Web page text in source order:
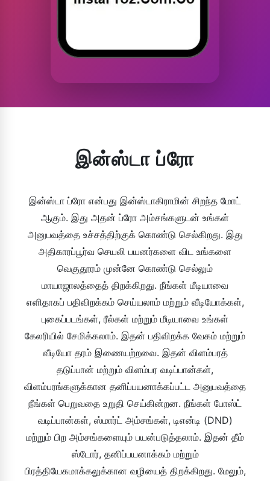
இன்ஸ்டா ப்ரோ
இன்ஸ்டா ப்ரோ என்பது இன்ஸ்டாகிராமின் சிறந்த மோட்
ஆகும். இது அதன் ப்ரோ அம்சங்களுடன் உங்கள்
அனுபவத்தை உச்சத்திற்குக் கொண்டு செல்கிறது. இது
அதிகாரப்பூர்வ செயலி பயனர்களை விட உங்களை
வெகுதூரம் முன்னே கொண்டு செல்லும்
மாயாஜாலத்தைத் திறக்கிறது. நீங்கள் மீடியாவை
எளிதாகப் பதிவிறக்கம் செய்யலாம் மற்றும் வீடியோக்கள்,
புகைப்படங்கள், ரீல்கள் மற்றும் மீடியாவை உங்கள்
கேலரியில் சேமிக்கலாம். இதன் பதிவிறக்க வேகம் மற்றும்
வீடியோ தரம் இணையற்றவை. இதன் விளம்பரத்
தடுப்பான் மற்றும் விளம்பர வடிப்பான்கள்,
விளம்பரங்களுக்கான தனிப்பயனாக்கப்பட்ட அனுபவத்தை
நீங்கள் பெறுவதை உறுதி செய்கின்றன. நீங்கள் போஸ்ட்
வடிப்பான்கள், ஸ்மார்ட் அம்சங்கள், டிஎன்டி (DND)
மற்றும் பிற அம்சங்களையும் பயன்படுத்தலாம். இதன் தீம்
ஸ்டோர், தனிப்பயனாக்கம் மற்றும்
பிரத்தியேகமாக்கலுக்கான வழியைத் திறக்கிறது. மேலும்,